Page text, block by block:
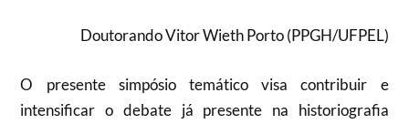
Doutorando Vitor Wieth Porto (PPGH/UFPEL)
O presente simpósio temático visa contribuir e
intensificar o debate já presente na historiografia